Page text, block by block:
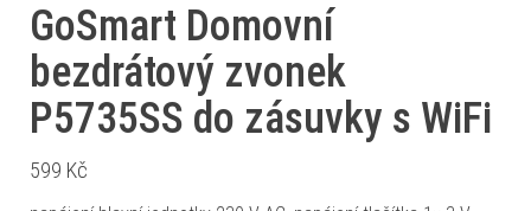
GoSmart Domovní
bezdrátový zvonek
P5735SS do zásuvky s WiFi
599 Kč